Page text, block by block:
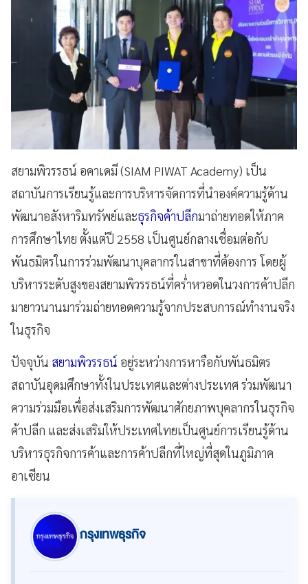
สยามพิวรรธน์ อคาเดมี (SIAM PIWAT Academy) เป็น
สถาบันการเรียนรู้และการบริหารจัดการที่นำองค์ความรู้ด้าน
พัฒนาอสังหาริมทรัพย์และธุรกิจค้าปลีกมาถ่ายทอดให้ภาค
การศึกษาไทย ตั้งแต่ปี 2558 เป็นศูนย์กลางเชื่อมต่อกับ
พันธมิตรในการร่วมพัฒนาบุคลากรในสาขาที่ต้องการ โดยผู้
บริหารระดับสูงของสยามพิวรรธน์ที่คร่ำหวอดในวงการค้าปลีก
มายาวนานมาร่วมถ่ายทอดความรู้จากประสบการณ์ทำงานจริง
ในธุรกิจ
ปัจจุบัน สยามพิวรรธน์ อยู่ระหว่างการหารือกับพันธมิตร
สถาบันอุดมศึกษาทั้งในประเทศและต่างประเทศ ร่วมพัฒนา
ความร่วมมือเพื่อส่งเสริมการพัฒนาศักยภาพบุคลากรในธุรกิจ
ค้าปลีก และส่งเสริมให้ประเทศไทยเป็นศูนย์การเรียนรู้ด้าน
บริหารธุรกิจการค้าและการค้าปลีกที่ใหญ่ที่สุดในภูมิภาค
อาเซียน
กรุงเทพธุรกิจ